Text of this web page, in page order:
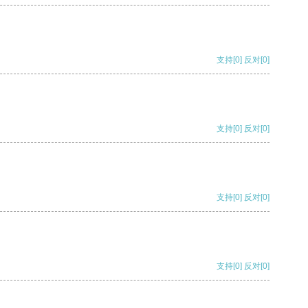
支持[0] 反对[0]
支持[0] 反对[0]
支持[0] 反对[0]
支持[0] 反对[0]